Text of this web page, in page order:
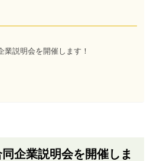
説明会を開催します！
企業説明会を開催しま